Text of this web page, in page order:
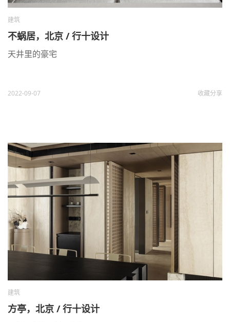
建筑
不蜗居，北京 / 行十设计
天井里的豪宅
2022-09-07 收藏分享
建筑
方亭，北京 / 行十设计